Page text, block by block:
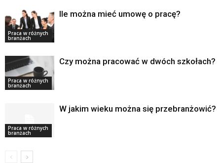
Praca w różnych
branżach
Ile można mieć umowę o pracę?
Praca w różnych
branżach
Czy można pracować w dwóch szkołach?
Praca w różnych
branżach
W jakim wieku można się przebranżowić?